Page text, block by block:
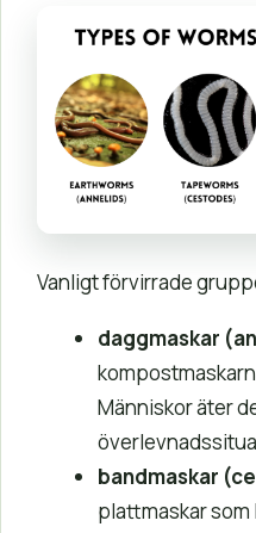
Vanligt förvirrade
daggmaskar
Människor äter
bandmaskar
plattmaskar som